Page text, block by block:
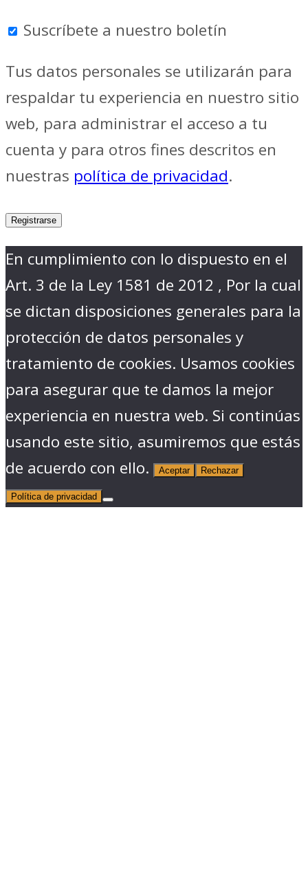
Suscríbete a nuestro boletín
Tus datos personales se utilizarán para
respaldar tu experiencia en nuestro sitio
web, para administrar el acceso a tu
cuenta y para otros fines descritos en
nuestras política de privacidad.
Registrarse
En cumplimiento con lo dispuesto en el
Art. 3 de la Ley 1581 de 2012 , Por la cual
se dictan disposiciones generales para la
protección de datos personales y
tratamiento de cookies. Usamos cookies
para asegurar que te damos la mejor
experiencia en nuestra web. Si continúas
usando este sitio, asumiremos que estás
de acuerdo con ello.
Aceptar Rechazar
Política de privacidad